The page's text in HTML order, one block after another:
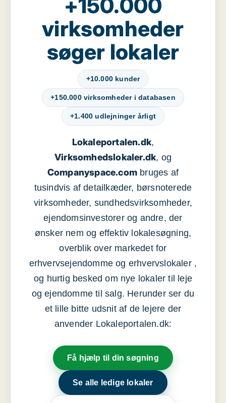
+150.000
virksomheder
søger lokaler
+10.000 kunder
+150.000 virksomheder i databasen
+1.400 udlejninger årligt
Lokaleportalen.dk,
Virksomhedslokaler.dk, og
Companyspace.com bruges af
tusindvis af detailkæder, børsnoterede
virksomheder, sundhedsvirksomheder,
ejendomsinvestorer og andre, der
ønsker nem og effektiv lokalesøgning,
overblik over markedet for
erhvervsejendomme og erhvervslokaler ,
og hurtig besked om nye lokaler til leje
og ejendomme til salg. Herunder ser du
et lille bitte udsnit af de lejere der
anvender Lokaleportalen.dk:
Få hjælp til din søgning
Se alle ledige lokaler